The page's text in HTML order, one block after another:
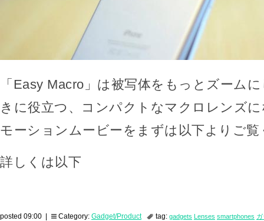
「Easy Macro」は被写体をもっとズーム
きに役立つ、コンパクトなマクロレンズ
モーションムービーをまずは以下よりご
詳しくは以下
posted 09:00 | Category: Gadget/Product tag: gadgets Lenses smartphones